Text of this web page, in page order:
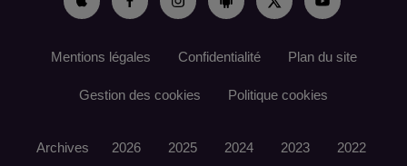
Mentions légales Confidentialité Plan du site
Gestion des cookies Politique cookies
Archives 2026 2025 2024 2023 2022